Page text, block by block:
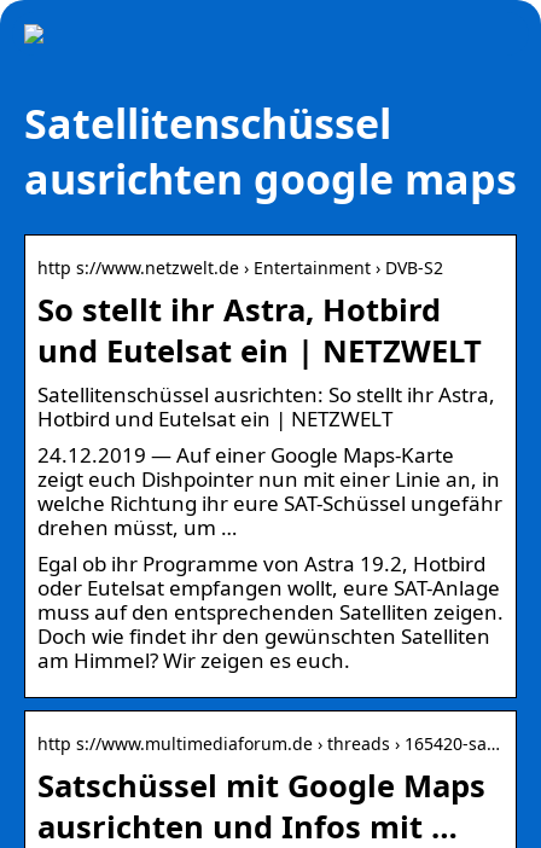
Satellitenschüssel
ausrichten google maps
http s://www.netzwelt.de › Entertainment › DVB-S2
So stellt ihr Astra, Hotbird
und Eutelsat ein | NETZWELT
Satellitenschüssel ausrichten: So stellt ihr Astra,
Hotbird und Eutelsat ein | NETZWELT
24.12.2019 — Auf einer Google Maps-Karte
zeigt euch Dishpointer nun mit einer Linie an, in
welche Richtung ihr eure SAT-Schüssel ungefähr
drehen müsst, um …
Egal ob ihr Programme von Astra 19.2, Hotbird
oder Eutelsat empfangen wollt, eure SAT-Anlage
muss auf den entsprechenden Satelliten zeigen.
Doch wie findet ihr den gewünschten Satelliten
am Himmel? Wir zeigen es euch.
http s://www.multimediaforum.de › threads › 165420-sa…
Satschüssel mit Google Maps
ausrichten und Infos mit …